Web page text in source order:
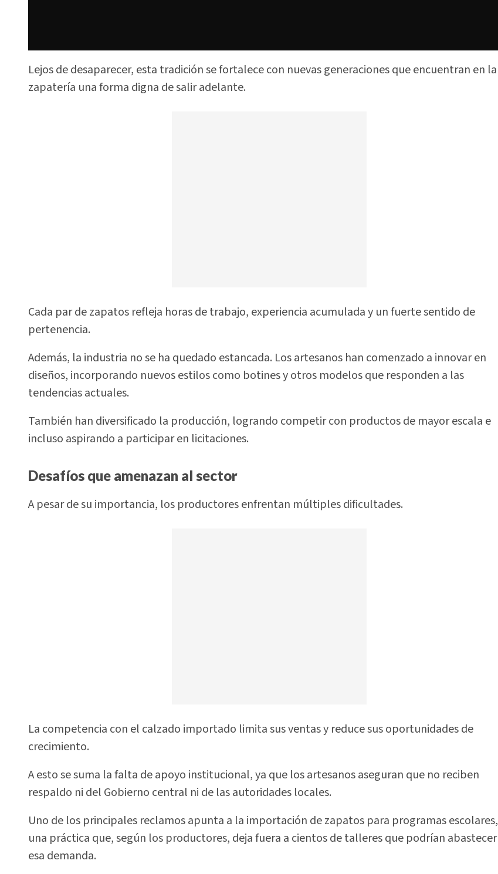
Lejos de desaparecer, esta tradición se fortalece con nuevas generaciones que encuentran en la
zapatería una forma digna de salir adelante.
Cada par de zapatos refleja horas de trabajo, experiencia acumulada y un fuerte sentido de
pertenencia.
Además, la industria no se ha quedado estancada. Los artesanos han comenzado a innovar en
diseños, incorporando nuevos estilos como botines y otros modelos que responden a las
tendencias actuales.
También han diversificado la producción, logrando competir con productos de mayor escala e
incluso aspirando a participar en licitaciones.
Desafíos que amenazan al sector
A pesar de su importancia, los productores enfrentan múltiples dificultades.
La competencia con el calzado importado limita sus ventas y reduce sus oportunidades de
crecimiento.
A esto se suma la falta de apoyo institucional, ya que los artesanos aseguran que no reciben
respaldo ni del Gobierno central ni de las autoridades locales.
Uno de los principales reclamos apunta a la importación de zapatos para programas escolares,
una práctica que, según los productores, deja fuera a cientos de talleres que podrían abastecer
esa demanda.